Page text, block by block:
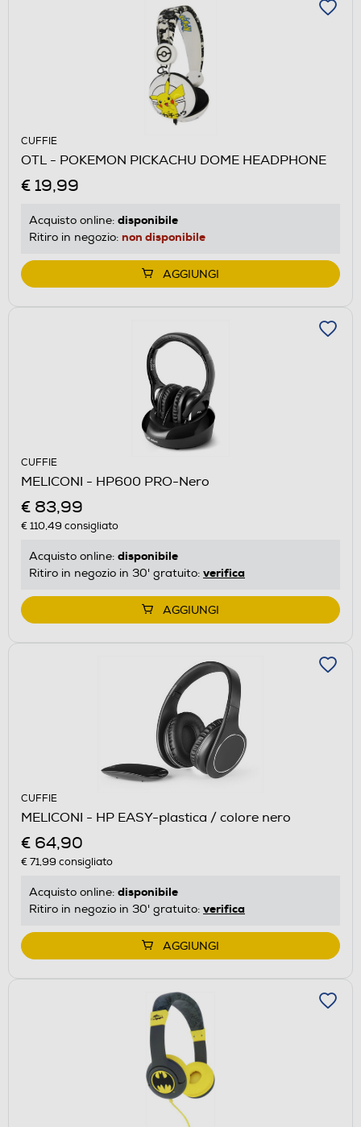
CUFFIE
OTL - POKEMON PICKACHU DOME HEADPHONE
€ 19,99
Acquisto online: disponibile
Ritiro in negozio: non disponibile
AGGIUNGI
CUFFIE
MELICONI - HP600 PRO-Nero
€ 83,99
€ 110,49 consigliato
Acquisto online: disponibile
Ritiro in negozio in 30' gratuito: verifica
AGGIUNGI
CUFFIE
MELICONI - HP EASY-plastica / colore nero
€ 64,90
€ 71,99 consigliato
Acquisto online: disponibile
Ritiro in negozio in 30' gratuito: verifica
AGGIUNGI